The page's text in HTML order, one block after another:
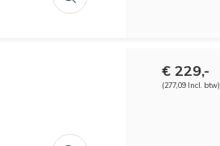
€ 229,-
(277,09 Incl. btw)